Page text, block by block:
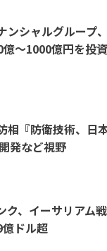
ンシャルグループ
〜1000億円を投
相『防衛技術、日
発など視野
ク、イーサリアム戦
ドル超